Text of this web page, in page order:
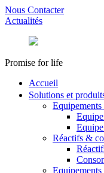
Nous Contacter
Actualités
Promise for life
Accueil
Solutions et
Réactifs &